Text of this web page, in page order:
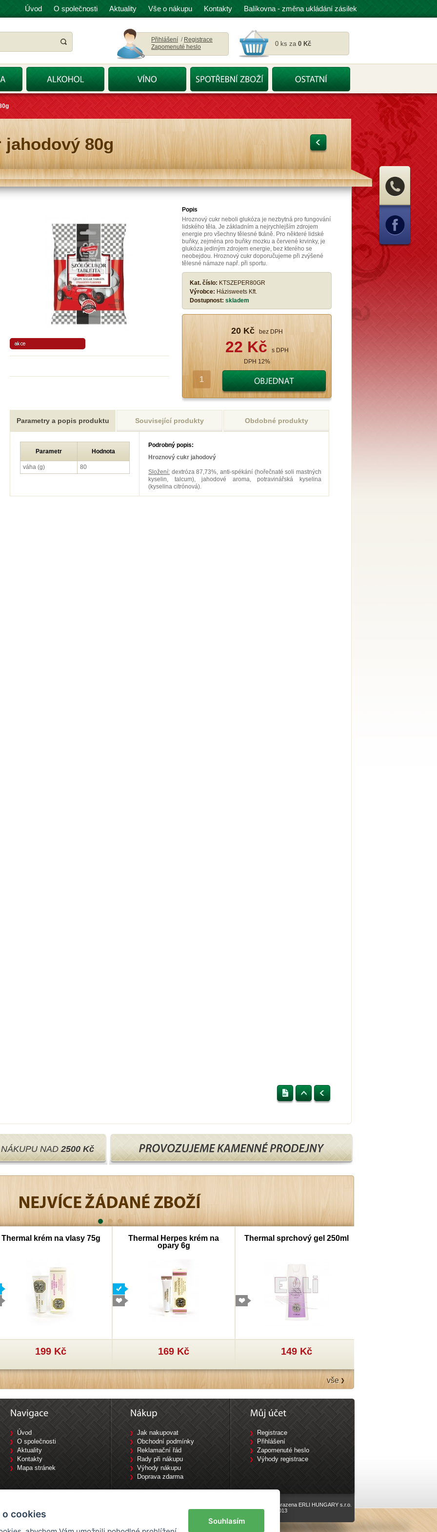
Úvod O společnosti Aktuality Vše o nákupu Kontakty Balíkovna - změna ukládání zásilek
Přihlášení / Registrace
Zapomenuté heslo
0 ks za 0 Kč
80g
Popis
Hroznový cukr neboli glukóza je nezbytná pro fungování
lidského těla. Je základním a nejrychlejším zdrojem
energie pro všechny tělesné tkáně. Pro některé lidské
buňky, zejména pro buňky mozku a červené krvinky, je
glukóza jediným zdrojem energie, bez kterého se
neobejdou. Hroznový cukr doporučujeme při zvýšené
tělesné námaze např. při sportu.
Kat. číslo: KTSZEPER80GR
Výrobce: Házisweets Kft.
Dostupnost: skladem
20 Kč bez DPH
22 Kč s DPH
DPH 12%
Parametry a popis produktu Související produkty Obdobné produkty
Parametr Hodnota
váha (g) 80
Podrobný popis:
Hroznový cukr jahodový
Složení: dextróza 87,73%, anti-spékání (hořečnaté soli mastných
kyselin, talcum), jahodové aroma, potravinářská kyselina
(kyselina citrónová).
NAD2500 Kč
Thermal krém na vlasy 75g
199 Kč
Thermal Herpes krém na
opary 6g
169 Kč
Thermal sprchový gel 250ml
149 Kč
vše
Úvod
O společnosti
Aktuality
Kontakty
Mapa stránek
Jak nakupovat
Obchodní podmínky
Reklamační řád
Rady při nákupu
Výhody nákupu
Doprava zdarma
Registrace
Přihlášení
Zapomenuté heslo
Výhody registrace
Tyršova 1840/10, 702 00 Ostrava / Tel: 733 644 777
Všechna práva vyhrazena ERLI HUNGARY s.r.o.
vyrobiloEline.cz , 2013
cookies
Souhlasím